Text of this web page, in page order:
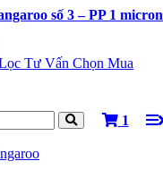
số 3 – PP 1 micron
Tư Vấn Chọn Mua
1